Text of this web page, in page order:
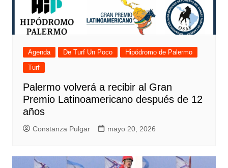
Agenda De Turf Un Poco
Hipódromo de Palermo
Turf
Palermo volverá a recibir al Gran
Premio Latinoamericano después de 12
años
Constanza Pulgar mayo 20, 2026